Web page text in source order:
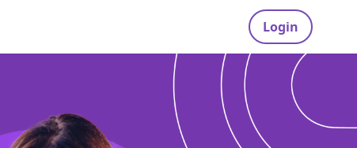
Login